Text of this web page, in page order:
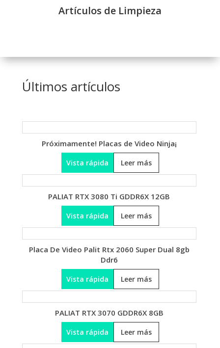
Artículos de Limpieza
Últimos artículos
¡Próximamente! Placas de Video Ninja
Leer más
Vista rápida
PALIAT RTX 3080 Ti GDDR6X 12GB
Leer más
Vista rápida
Placa De Video Palit Rtx 2060 Super Dual 8gb
Ddr6
Leer más
Vista rápida
PALIAT RTX 3070 GDDR6X 8GB
Leer más
Vista rápida